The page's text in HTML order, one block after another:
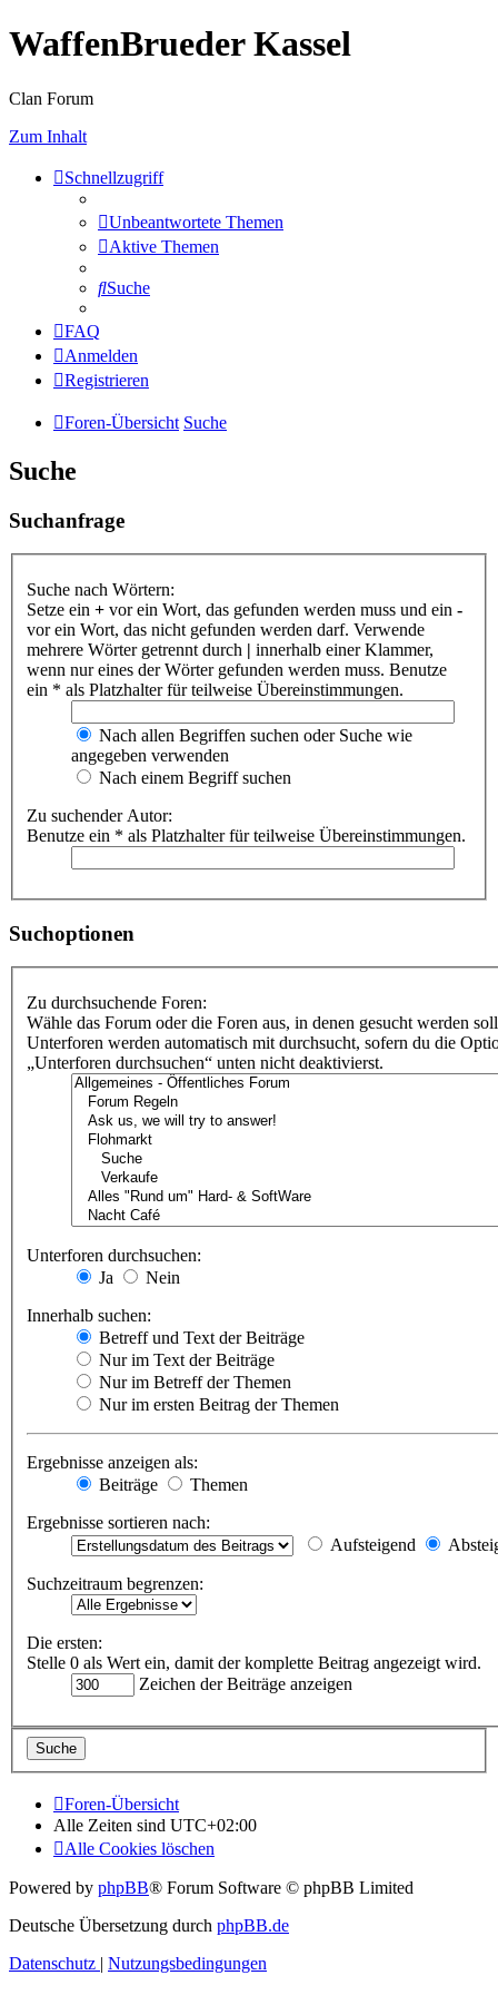
WaffenBrueder Kassel
Clan Forum
Zum Inhalt
Schnellzugriff
Unbeantwortete Themen
Aktive Themen
Suche
FAQ
Anmelden
Registrieren
Foren-Übersicht Suche
Suche
Suchanfrage
Suche nach Wörtern:
Setze ein + vor ein Wort, das gefunden werden muss und ein -
vor ein Wort, das nicht gefunden werden darf. Verwende
mehrere Wörter getrennt durch | innerhalb einer Klammer,
wenn nur eines der Wörter gefunden werden muss. Benutze
ein * als Platzhalter für teilweise Übereinstimmungen.
Nach allen Begriffen suchen oder Suche wie
angegeben verwenden
Nach einem Begriff suchen
Zu suchender Autor:
Benutze ein * als Platzhalter für teilweise Übereinstimmungen.
Suchoptionen
Zu durchsuchende Foren:
Wähle das Forum oder die Foren aus, in denen gesucht werden
Unterforen werden automatisch mit durchsucht, sofern du die
„Unterforen durchsuchen“ unten nicht deaktivierst.
Unterforen durchsuchen:
Ja
Nein
Innerhalb suchen:
Betreff und Text der Beiträge
Nur im Text der Beiträge
Nur im Betreff der Themen
Nur im ersten Beitrag der Themen
Ergebnisse anzeigen als:
Beiträge
Themen
Ergebnisse sortieren nach:
Aufsteigend
Suchzeitraum begrenzen:
Die ersten:
Stelle 0 als Wert ein, damit der komplette Beitrag angezeigt wird.
Zeichen der Beiträge anzeigen
Foren-Übersicht
Alle Zeiten sind UTC+02:00
Alle Cookies löschen
Powered by phpBB® Forum Software © phpBB Limited
Deutsche Übersetzung durch phpBB.de
Datenschutz | Nutzungsbedingungen